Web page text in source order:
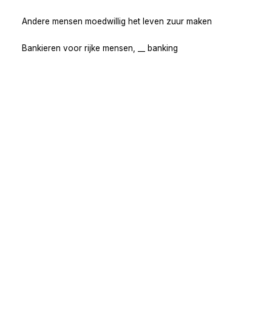
Andere mensen moedwillig het leven zuur maken
Bankieren voor rijke mensen, __ banking